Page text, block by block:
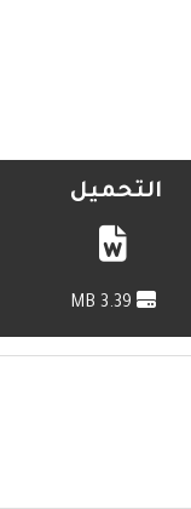
التحميل